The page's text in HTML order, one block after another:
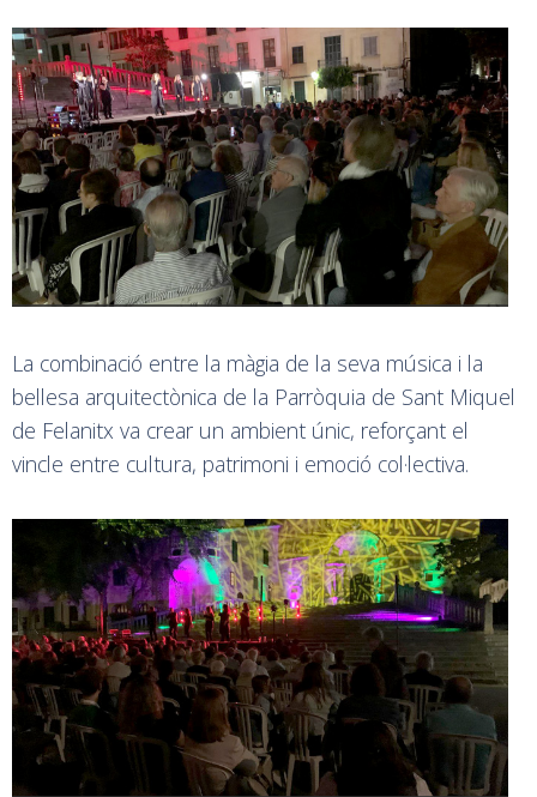
La combinació entre la màgia de la seva música i la
bellesa arquitectònica de la Parròquia de Sant Miquel
de Felanitx va crear un ambient únic, reforçant el
vincle entre cultura, patrimoni i emoció col·lectiva.